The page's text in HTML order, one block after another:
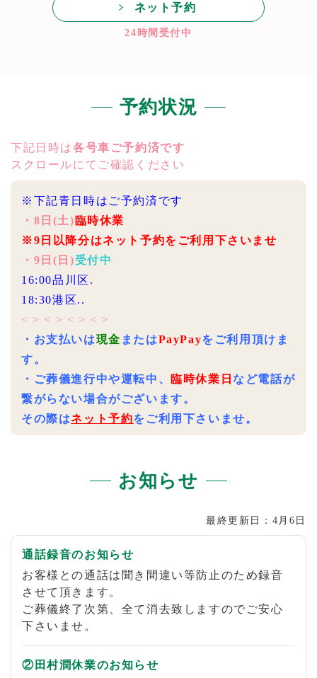
ネット予約
24時間受付中
予約状況
下記日時は各号車ご予約済です
スクロールにてご確認ください
※下記青日時はご予約済です
・8日(土) 臨時休業
※9日以降分はネット予約をご利用下さいませ
・9日(日)受付中
16:00品川区.
18:30港区..
< > < > < > < >
・お支払いは現金 またはPayPayをご利用頂けま
す。
・ご葬儀進行中や運転中、
臨時休業日など電話が
繋がらない場合がございます。
その際はネット予約をご利用下さいませ。
お知らせ
4月6日
通話録音のお知らせ
お客様との通話は聞き間違い等防止のため録音
させて頂きます。
ご葬儀終了次第、全て消去致しますのでご安心
下さいませ。
②田村潤休業のお知らせ